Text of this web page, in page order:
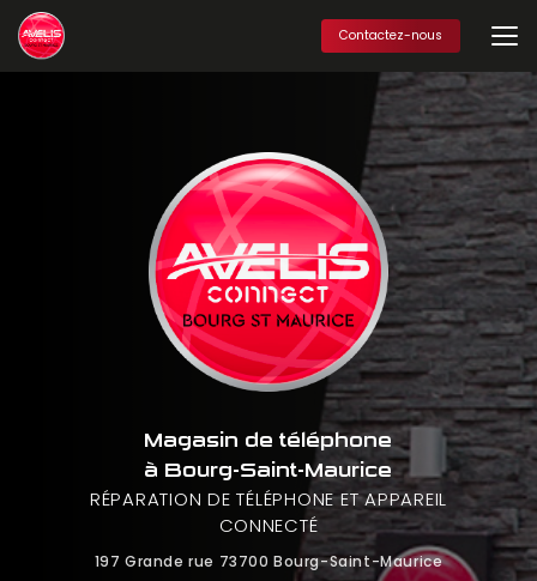
Aller
au
contenu
principal
Contactez-nous
Magasin de téléphone
à Bourg-Saint-Maurice
RÉPARATION DE TÉLÉPHONE ET APPAREIL
CONNECTÉ
197 Grande rue 73700 Bourg-Saint-Maurice